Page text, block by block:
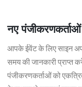
नए
आपके ईवेंट के लिए साइन
समय की जानकारी प्राप्त
पंजीकरणकर्ताओं को